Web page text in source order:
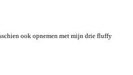
ook opnemen met mijn drie fluffy